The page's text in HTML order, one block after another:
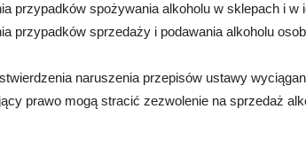
przypadków spożywania alkoholu w sklepach i w
przypadków sprzedaży i podawania alkoholu
naruszenia przepisów ustawy
prawo mogą stracić zezwolenie na sprzedaż